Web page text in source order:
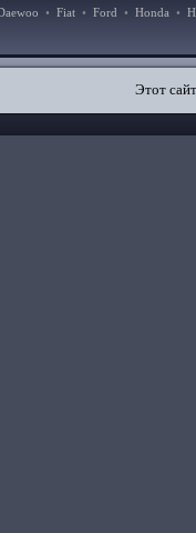
• Fiat • Ford • Honda •
Этот